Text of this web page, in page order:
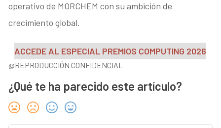
operativo de MORCHEM con su ambición de
crecimiento global.
ACCEDE AL ESPECIAL PREMIOS COMPUTING 2026
@REPRODUCCIÓN CONFIDENCIAL
¿Qué te ha parecido este artículo?